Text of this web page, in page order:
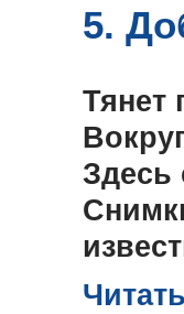
5.
Тянет
Здесь